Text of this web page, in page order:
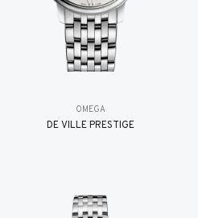
OMEGA
DE VILLE PRESTIGE